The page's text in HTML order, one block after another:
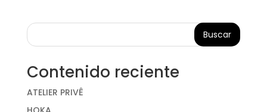
Buscar
Contenido reciente
ATELIER PRIVÊ